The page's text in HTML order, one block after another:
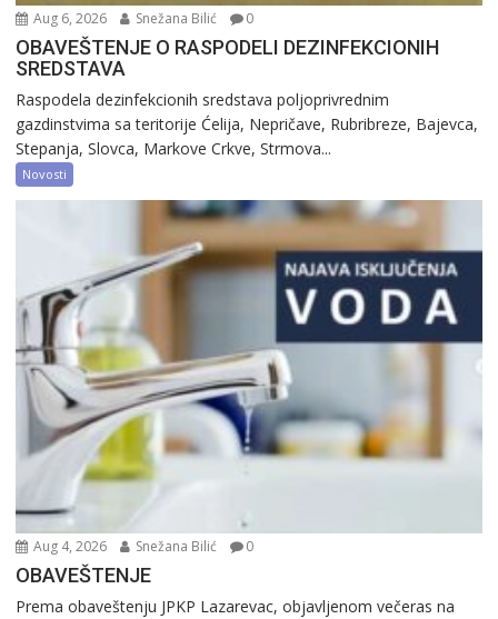
Aug 6, 2026 Snežana Bilić 0
OBAVEŠTENJE O RASPODELI DEZINFEKCIONIH
SREDSTAVA
Raspodela dezinfekcionih sredstava poljoprivrednim
gazdinstvima sa teritorije Ćelija, Nepričave, Rubribreze, Bajevca,
Stepanja, Slovca, Markove Crkve, Strmova...
Novosti
Aug 4, 2026 Snežana Bilić 0
OBAVEŠTENJE
Prema obaveštenju JPKP Lazarevac, objavljenom večeras na